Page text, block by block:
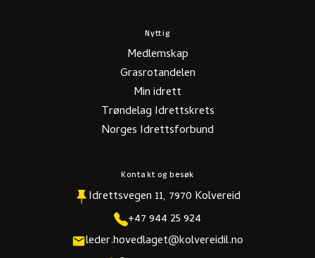
Nyttig
Medlemskap
Grasrotandelen
Min idrett
Trøndelag Idrettskrets
Norges Idrettsforbund
Kontakt og besøk
Idrettsvegen 11, 7970 Kolvereid
+47 944 25 924
leder.hovedlaget@kolvereidil.no